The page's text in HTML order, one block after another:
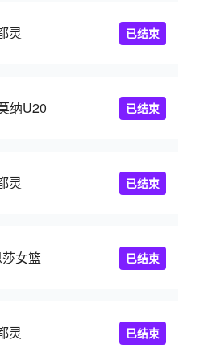
灵 已结束
纳U20 已结束
灵 已结束
女篮 已结束
灵 已结束